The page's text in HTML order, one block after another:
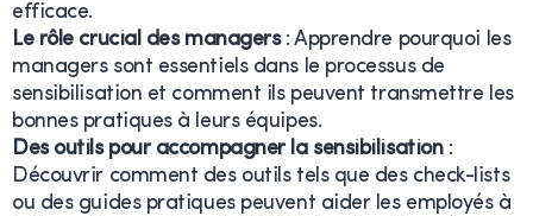
efficace.
Le rôle crucial des managers: Apprendre pourquoi les
managers sont essentiels dans le processus de
sensibilisation et comment ils peuvent transmettre les
bonnes pratiques à leurs équipes.
Des outils pour accompagner la sensibilisation:
Découvrir comment des outils tels que des check-lists
ou des guides pratiques peuvent aider les employés à